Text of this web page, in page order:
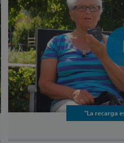
"La recarga